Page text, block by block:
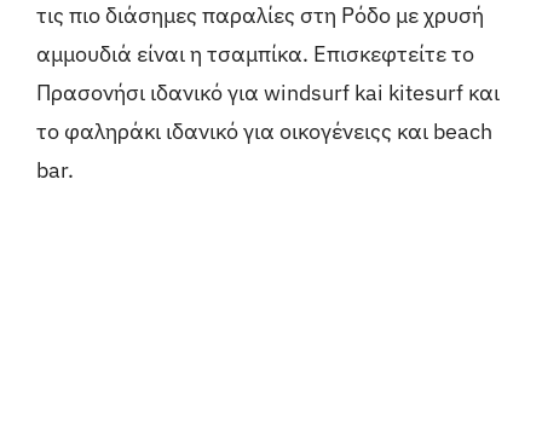
τις πιο διάσημες παραλίες στη Ρόδο με χρυσή
αμμουδιά είναι η τσαμπίκα. Επισκεφτείτε το
Πρασονήσι ιδανικό για windsurf kai kitesurf και
το φαληράκι ιδανικό για οικογένειςς και beach
bar.